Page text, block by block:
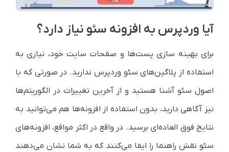
آیا وردپرس به افزونه سئو نیاز دارد؟
برای بهینه سازی پست‌ها و صفحات سایت خود، نیازی به
استفاده از پلاگین‌های سئو وردپرس ندارید. در صورتی که با
اصول سئو آشنا هستید و از آخرین تغییرات در الگوریتم‌ها
نیز آگاهی دارید، بدون استفاده از افزونه‌ها هم می‌توانید به
نتایج فوق العاده‌ای برسید. در واقع در اکثر مواقع، افزونه‌های
سئو نقش راهنما را ایفا می‌کنند که به شما نشان می‌دهند